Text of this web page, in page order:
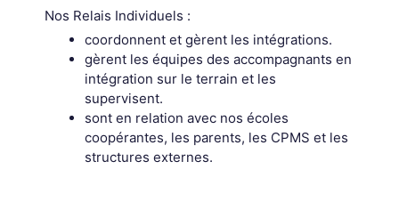
Nos Relais Individuels :
coordonnent et gèrent les intégrations.
gèrent les équipes des accompagnants en
intégration sur le terrain et les
supervisent.
sont en relation avec nos écoles
coopérantes, les parents, les CPMS et les
structures externes.